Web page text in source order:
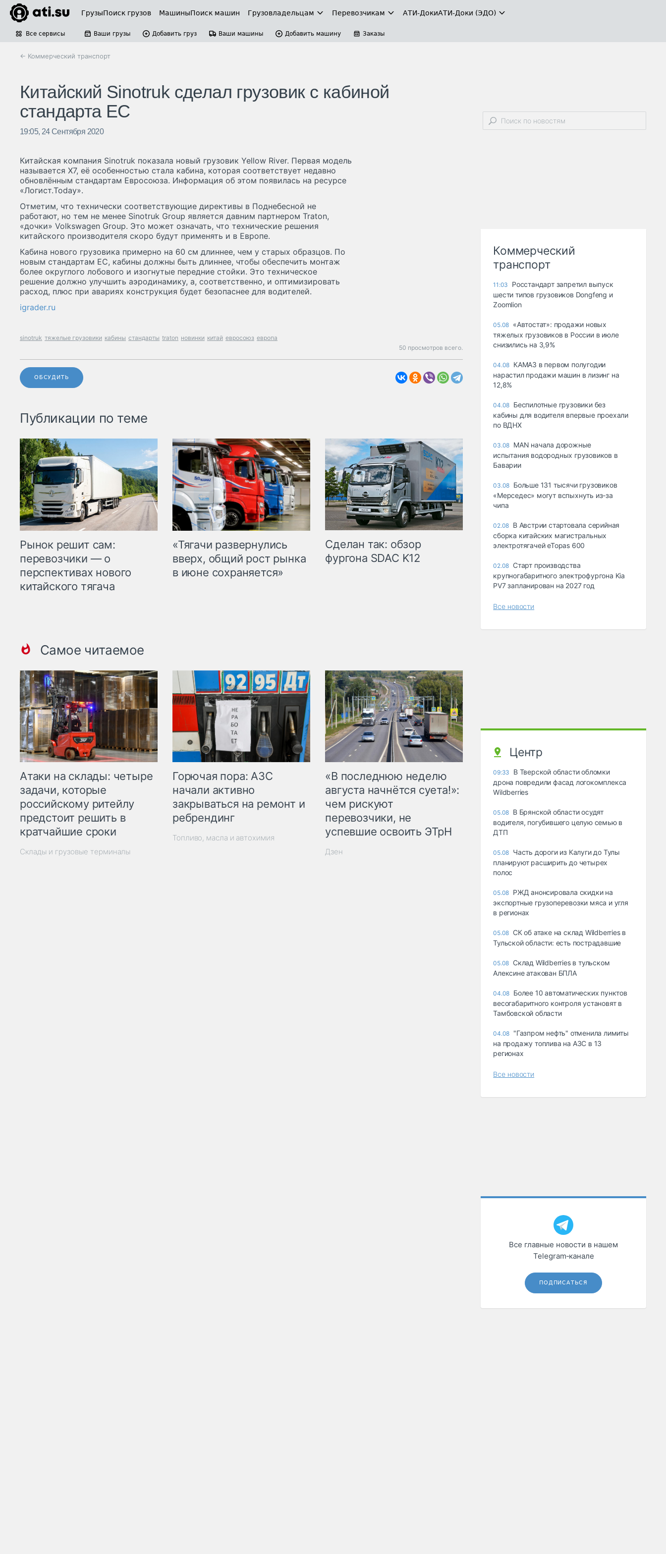
ГрузыПоиск грузов МашиныПоиск машин Грузовладельцам Перевозчикам АТИ-ДокиАТИ-Доки (ЭДО)
Все сервисы Ваши грузы Добавить груз Ваши машины Добавить машину Заказы
← Коммерческий транспорт
Китайский Sinotruk сделал грузовик с кабиной
стандарта ЕС
19:05, 24 Сентября 2020
Китайская компания Sinotruk показала новый грузовик Yellow River. Первая модель
называется X7, её особенностью стала кабина, которая соответствует недавно
обновлённым стандартам Евросоюза. Информация об этом появилась на ресурсе
«Логист.Today».
Отметим, что технически соответствующие директивы в Поднебесной не
работают, но тем не менее Sinotruk Group является давним партнером Traton,
«дочки» Volkswagen Group. Это может означать, что технические решения
китайского производителя скоро будут применять и в Европе.
Кабина нового грузовика примерно на 60 см длиннее, чем у старых образцов. По
новым стандартам ЕС, кабины должны быть длиннее, чтобы обеспечить монтаж
более округлого лобового и изогнутые передние стойки. Это техническое
решение должно улучшить аэродинамику, а, соответственно, и оптимизировать
расход, плюс при авариях конструкция будет безопаснее для водителей.
igrader.ru
sinotruk тяжелые грузовики кабины стандарты traton новинки китай евросоюз европа
50 просмотров всего.
ОБСУДИТЬ
Публикации по теме
Рынок решит сам:
перевозчики — о
перспективах нового
китайского тягача
«Тягачи развернулись
вверх, общий рост рынка
в июне сохраняется»
Сделан так: обзор
фургона SDAC K12
Самое читаемое
Атаки на склады: четыре
задачи, которые
российскому ритейлу
предстоит решить в
кратчайшие сроки
Склады и грузовые терминалы
Горючая пора: АЗС
начали активно
закрываться на ремонт и
ребрендинг
Топливо, масла и автохимия
«В последнюю неделю
августа начнётся суета!»:
чем рискуют
перевозчики, не
успевшие освоить ЭТрН
Дзен
Коммерческий
транспорт
11:03
Росстандарт запретил выпуск
шести типов грузовиков Dongfeng и
Zoomlion
05.08 «Автостат»: продажи новых
тяжелых грузовиков в России в июле
снизились на 3,9%
04.08 КАМАЗ в первом полугодии
нарастил продажи машин в лизинг на
12,8%
04.08 Беспилотные грузовики без
кабины для водителя впервые проехали
по ВДНХ
03.08 MAN начала дорожные
испытания водородных грузовиков в
Баварии
03.08 Больше 131 тысячи грузовиков
«Мерседес» могут вспыхнуть из-за
чипа
02.08 В Австрии стартовала серийная
сборка китайских магистральных
электротягачей eTopas 600
02.08 Старт производства
крупногабаритного электрофургона Kia
PV7 запланирован на 2027 год
Все новости
Центр
09:33
В Тверской области обломки
дрона повредили фасад логокомплекса
Wildberries
05.08 В Брянской области осудят
водителя, погубившего целую семью в
ДТП
05.08 Часть дороги из Калуги до Тулы
планируют расширить до четырех
полос
05.08 РЖД анонсировала скидки на
экспортные грузоперевозки мяса и угля
в регионах
05.08 СК об атаке на склад Wildberries в
Тульской области: есть пострадавшие
05.08 Склад Wildberries в тульском
Алексине атакован БПЛА
04.08 Более 10 автоматических пунктов
весогабаритного контроля установят в
Тамбовской области
04.08 "Газпром нефть" отменила лимиты
на продажу топлива на АЗС в 13
регионах
Все новости
Все главные новости в нашем
Telegram‑канале
ПОДПИСАТЬСЯ